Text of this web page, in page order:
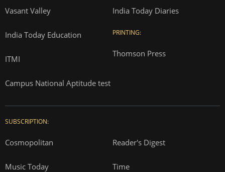
Vasant Valley
India Today Education
ITMI
Campus National Aptitude test
India Today Diaries
PRINTING:
Thomson Press
SUBSCRIPTION:
Cosmopolitan Reader's Digest
Music Today Time